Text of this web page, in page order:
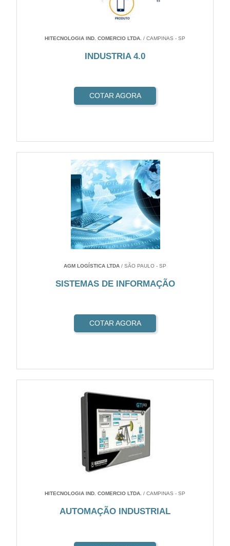
HITECNOLOGIA IND. COMERCIO LTDA. / CAMPINAS - SP
INDUSTRIA 4.0
COTAR AGORA
AGM LOGÍSTICA LTDA / SÃO PAULO - SP
SISTEMAS DE INFORMAÇÃO
COTAR AGORA
HITECNOLOGIA IND. COMERCIO LTDA. / CAMPINAS - SP
AUTOMAÇÃO INDUSTRIAL